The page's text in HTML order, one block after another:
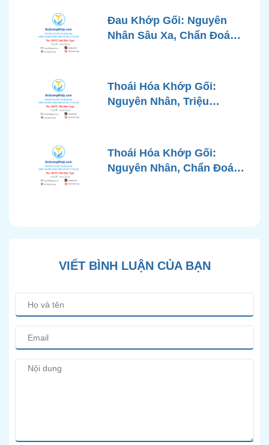
Đau Khớp Gối: Nguyên
Nhân Sâu Xa, Chẩn Đoán
Góc Nhìn Bác Sĩ Xương
Khớp
Thoái Hóa Khớp Gối:
Nguyên Nhân, Triệu
Chuẩn Y Khoa
Thoái Hóa Khớp Gối:
Nguyên Nhân, Chẩn Đoán
VIẾT BÌNH LUẬN CỦA BẠN